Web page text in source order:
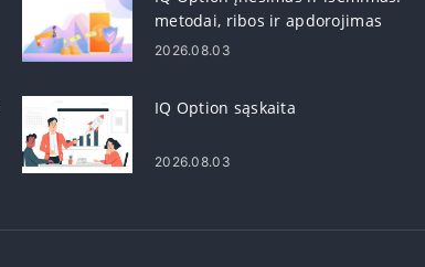
metodai, ribos ir apdorojimas
2026.08.03
IQ Option sąskaita
2026.08.03